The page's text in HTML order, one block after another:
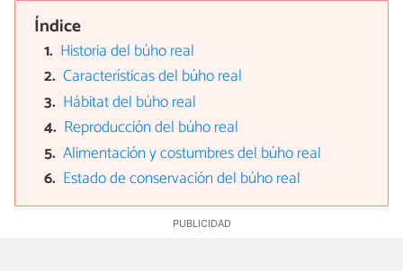
Índice
Historia del búho real
Características del búho real
Hábitat del búho real
Reproducción del búho real
Alimentación y costumbres del búho real
Estado de conservación del búho real